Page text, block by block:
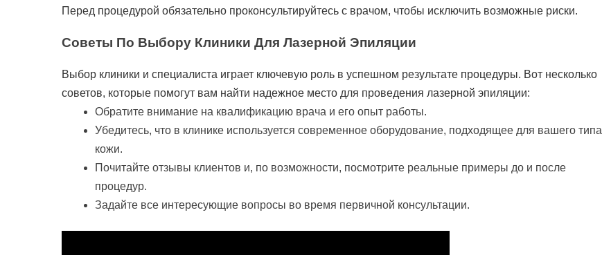
Перед процедурой обязательно проконсультируйтесь с врачом, чтобы исключить возможные риски.
Советы По Выбору Клиники Для Лазерной Эпиляции
Выбор клиники и специалиста играет ключевую роль в успешном результате процедуры. Вот несколько
советов, которые помогут вам найти надежное место для проведения лазерной эпиляции:
Обратите внимание на квалификацию врача и его опыт работы.
Убедитесь, что в клинике используется современное оборудование, подходящее для вашего типа
кожи.
Почитайте отзывы клиентов и, по возможности, посмотрите реальные примеры до и после
процедур.
Задайте все интересующие вопросы во время первичной консультации.